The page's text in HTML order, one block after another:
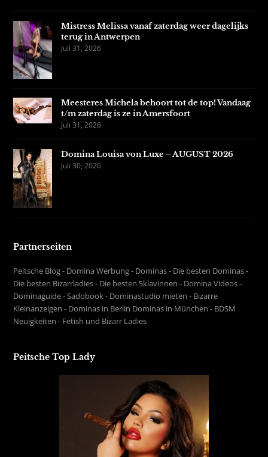
Mistress Melissa vanaf zaterdag weer dagelijks
terug in Antwerpen
Juli 31, 2026
Meesteres Michela behoort tot de top! Vandaag
t/m zaterdag is ze in Amersfoort
Juli 31, 2026
Domina Louisa von Luxe – AUGUST 2026
Juli 30, 2026
Partnerseiten
Peitsche Blog- Domina Werbung- Dominas- Die besten Dominas-
Die besten Bizarrladies- Die besten Sklavinnen - Domina Videos-
Dominaguide-Sadobook- Dominastudio mieten - Bizarre
Kleinanzeigen - Dominas in Berlin Dominas in München - BDSM
Neuigkeiten - Fetish und Bizarr Ladies
Peitsche Top Lady